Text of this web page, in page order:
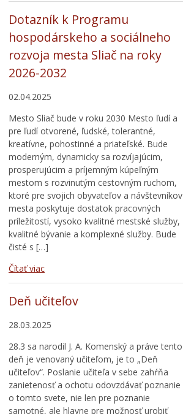
Dotazník k Programu
hospodárskeho a sociálneho
rozvoja mesta Sliač na roky
2026-2032
02.04.2025
Mesto Sliač bude v roku 2030 Mesto ľudí a
pre ľudí otvorené, ľudské, tolerantné,
kreatívne, pohostinné a priateľské. Bude
moderným, dynamicky sa rozvíjajúcim,
prosperujúcim a príjemným kúpeľným
mestom s rozvinutým cestovným ruchom,
ktoré pre svojich obyvateľov a návštevníkov
mesta poskytuje dostatok pracovných
príležitostí, vysoko kvalitné mestské služby,
kvalitné bývanie a komplexné služby. Bude
čisté s […]
Čítať viac
Deň učiteľov
28.03.2025
28.3 sa narodil J. A. Komenský a práve tento
deň je venovaný učiteľom, je to „Deň
učiteľov“. Poslanie učiteľa v sebe zahŕňa
zanietenosť a ochotu odovzdávať poznanie
o tomto svete, nie len pre poznanie
samotné, ale hlavne pre možnosť urobiť